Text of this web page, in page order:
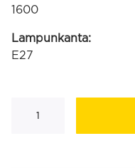
1600
Lampunkanta:
E27